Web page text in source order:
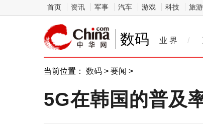
首页 资讯 军事 汽车 游戏 科技 旅游
数码 业 界 /
当前位置： 数码 > 要闻 >
5G在韩国的普及